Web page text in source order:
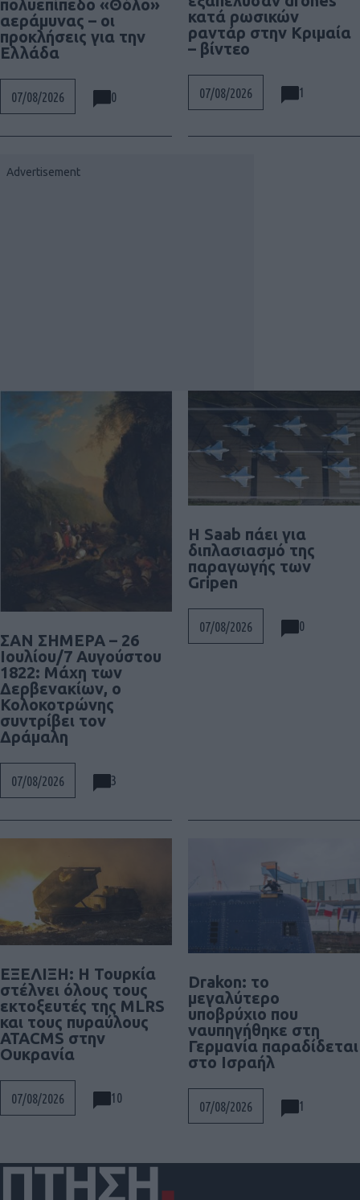
πολυεπίπεδο «Θόλο»
αεράμυνας – οι
προκλήσεις για την
Ελλάδα
07/08/2026 0
κατά ρωσικών
ραντάρ στην Κριμαία
– βίντεο
07/08/2026 1
ΣΑΝ ΣΗΜΕΡΑ – 26
Ιουλίου/7 Αυγούστου
1822: Μάχη των
Δερβενακίων, ο
Κολοκοτρώνης
συντρίβει τον
Δράμαλη
07/08/2026 3
H Saab πάει για
διπλασιασμό της
παραγωγής των
Gripen
07/08/2026 0
ΕΞΕΛΙΞΗ: H Τουρκία
στέλνει όλους τους
εκτοξευτές της MLRS
και τους πυραύλους
ATACMS στην
Ουκρανία
07/08/2026 10
Drakon: το
μεγαλύτερο
υποβρύχιο που
ναυπηγήθηκε στη
Γερμανία παραδίδεται
στο Ισραήλ
07/08/2026 1